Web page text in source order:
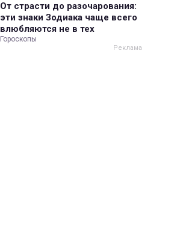
От страсти до разочарования:
эти знаки Зодиака чаще всего
влюбляются не в тех
Гороскопы